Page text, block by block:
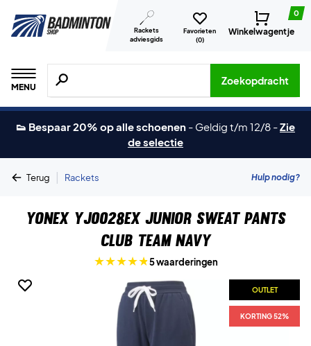
Rackets
adviesgids
Favorieten
(0)
0
Winkelwagentje
MENU
Zoeken naar producten, merken etc.
Zoekopdracht
👟 Bespaar 20% op alle schoenen - Geldig t/m 12/8 -Zie
de selectie
Terug | Rackets Hulp nodig?
Yonex YJ0028EX Junior Sweat Pants
Club Team Navy
5 waarderingen
OUTLET
KORTING 52%